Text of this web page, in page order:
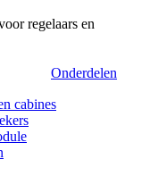
regelaars en
Onderdelen
cabines